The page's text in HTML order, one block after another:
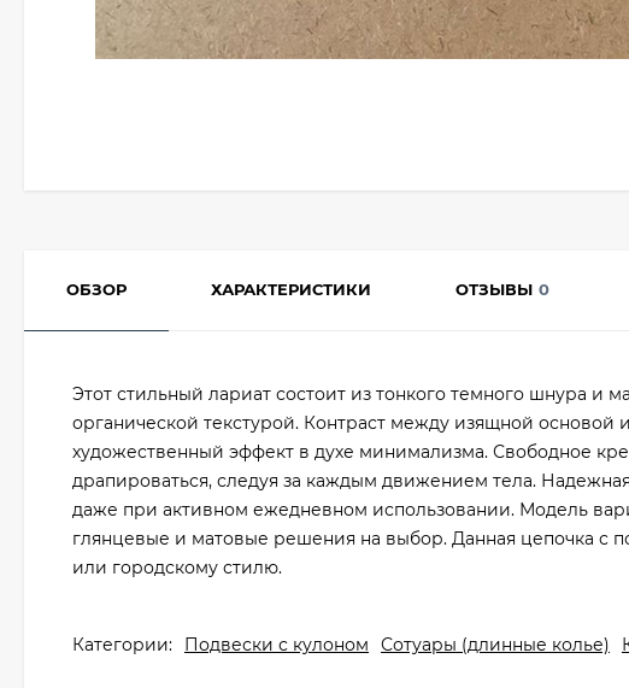
ОБЗОР ХАРАКТЕРИСТИКИ ОТЗЫВЫ 0
Этот стильный лариат состоит из тонкого темного шнура и
органической текстурой. Контраст между изящной
художественный эффект в духе минимализма. Свободное
драпироваться, следуя за каждым движением тела.
даже при активном ежедневном использовании. Модель
глянцевые и матовые решения на выбор. Данная цепочка с
или городскому стилю.
Категории: Подвески с кулоном Сотуары (длинные колье)